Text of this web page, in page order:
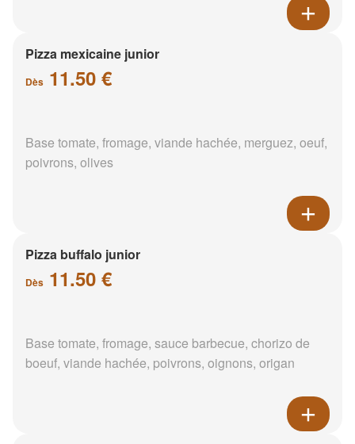
Pizza mexicaine junior
Dès 11.50 €
Base tomate, fromage, viande hachée, merguez, oeuf,
poivrons, olives
Pizza buffalo junior
Dès 11.50 €
Base tomate, fromage, sauce barbecue, chorizo de
boeuf, viande hachée, poivrons, oignons, origan